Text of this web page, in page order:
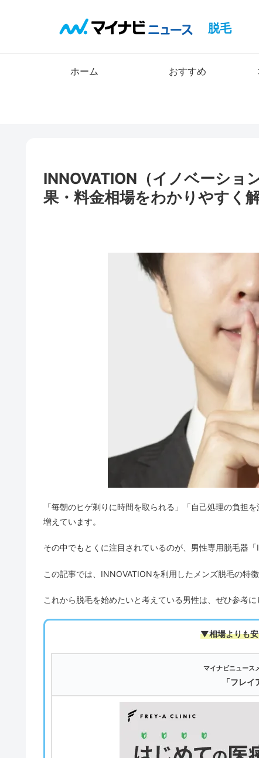
脱毛
ホーム おすすめ
INNOVATION（イノベーショ
果・料金相場をわかりやすく
「毎朝のヒゲ剃りに時間を取られる」「自己処理の負担
増えています。
その中でもとくに注目されているのが、男性専用脱毛器
この記事では、INNOVATIONを利用したメンズ脱毛の特
これから脱毛を始めたいと考えている男性は、ぜひ参考に
▼相場よりも安
マイナビニュース
「フレ